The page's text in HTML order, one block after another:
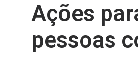
Ações
pessoas